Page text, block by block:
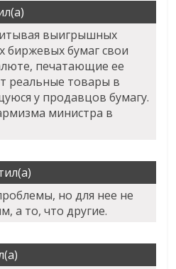
выигрышных
биржевых бумаг свои
печатающие ее
реальные товары в
у продавцов бумагу.
министра в
но для нее не
а то, что другие.